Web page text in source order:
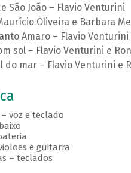
São João – Flavio Venturini
Oliveira e Barbara
Amaro – Flavio Venturini
sol – Flavio Venturini e
do mar – Flavio Venturini e
voz e teclado
e guitarra
– teclados